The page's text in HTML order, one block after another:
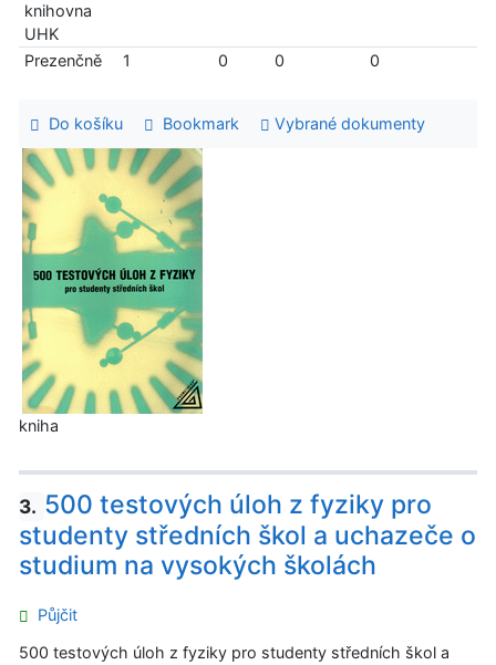
knihovna
UHK
Prezenčně 1 0 0 0
Do košíku Bookmark Vybrané dokumenty
kniha
3. 500 testových úloh z fyziky pro
studenty středních škol a uchazeče o
studium na vysokých školách
Půjčit
500 testových úloh z fyziky pro studenty středních škol a